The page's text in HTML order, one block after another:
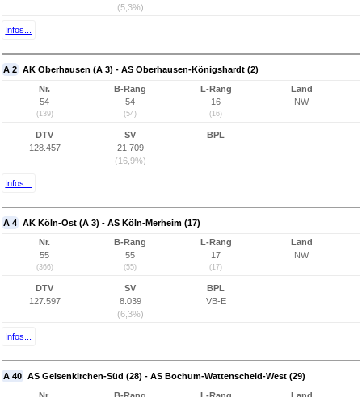
(5,3%)
Infos...
A 2 AK Oberhausen (A 3) - AS Oberhausen-Königshardt (2)
Nr.
54
(139)
B-Rang
54
(54)
L-Rang
16
(16)
Land
NW
DTV
128.457
SV
21.709
(16,9%)
BPL
Infos...
A 4 AK Köln-Ost (A 3) - AS Köln-Merheim (17)
Nr.
55
(366)
B-Rang
55
(55)
L-Rang
17
(17)
Land
NW
DTV
127.597
SV
8.039
(6,3%)
BPL
VB-E
Infos...
A 40 AS Gelsenkirchen-Süd (28) - AS Bochum-Wattenscheid-West (29)